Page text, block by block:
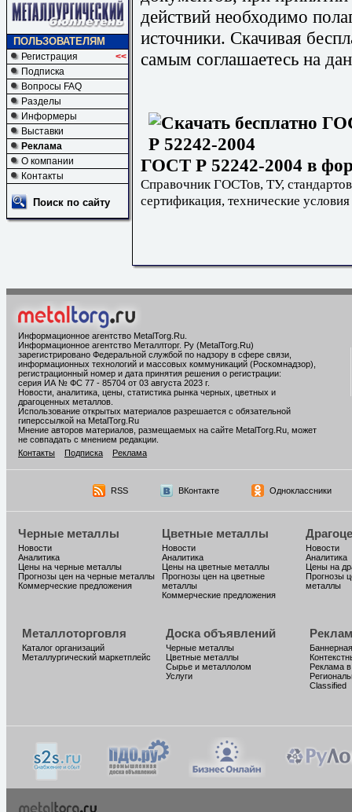
ПОЛЬЗОВАТЕЛЯМ
Регистрация
<<
Подписка
Вопросы FAQ
Разделы
Информеры
Выставки
Реклама
О компании
Контакты
Поиск по сайту
действий необходимо
источники. Скачивая
самым соглашаетесь на
ГОСТ Р 52242-2004 в
Справочник ГОСТов, ТУ,
сертификация, технические условия
Информационное агентство MetalTorg.Ru
Информационное агентство Металлторг. Ру (MetalTorg.Ru)
зарегистрировано Федеральной службой по надзору в сфере связи,
информационных технологий и массовых коммуникаций (Роскомнадзор),
регистрационный номер и дата принятия решения о регистрации:
серия ИА № ФС 77 - 85704 от 03 августа 2023 г.
Новости, аналитика, цены, статистика рынка черных, цветных и
драгоценных металлов.
Использование открытых материалов разрешается с обязательной
гиперссылкой на MetalTorg.Ru
Мнение авторов материалов, размещаемых на сайте MetalTorg.Ru, может
не совпадать с мнением редакции.
Контакты
Подписка Реклама
RSS ВКонтакте Одноклассники
Черные металлы
Новости
Аналитика
Цены на черные металлы
Прогнозы цен на черные металлы
Коммерческие предложения
Цветные металлы
Новости
Аналитика
Цены на цветные металлы
Прогнозы цен на цветные
металлы
Коммерческие предложения
Новости
Аналитика
Цены на
Прогнозы
металлы
Металлоторговля
Каталог организаций
Металлургический маркетплейс
Доска объявлений
Черные металлы
Цветные металлы
Сырье и металлолом
Услуги
Реклама
Classified